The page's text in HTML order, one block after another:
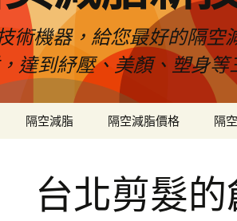
術機器，給您最好的隔
達到紓壓、美顏、塑身等
隔空減脂 隔空減脂價格 隔
台北剪髮